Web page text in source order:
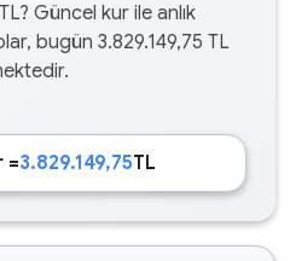
Güncel kur ile anlık
bugün 3.829.149,75 TL
=3.829.149,75TL